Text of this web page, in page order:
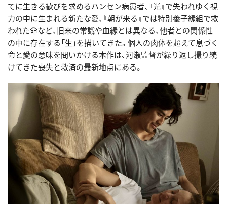
てに生きる歓びを求めるハンセン病患者、『光』で失われゆく視
力の中に生まれる新たな愛、『朝が来る』では特別養子縁組で救
われた命など、旧来の常識や血縁とは異なる、他者との関係性
の中に存在する「生」を描いてきた。個人の肉体を超えて息づく
命と愛の意味を問いかける本作は、河瀬監督が繰り返し撮り続
けてきた喪失と救済の最新地点にある。